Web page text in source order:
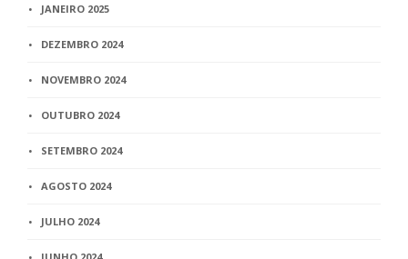
JANEIRO 2025
DEZEMBRO 2024
NOVEMBRO 2024
OUTUBRO 2024
SETEMBRO 2024
AGOSTO 2024
JULHO 2024